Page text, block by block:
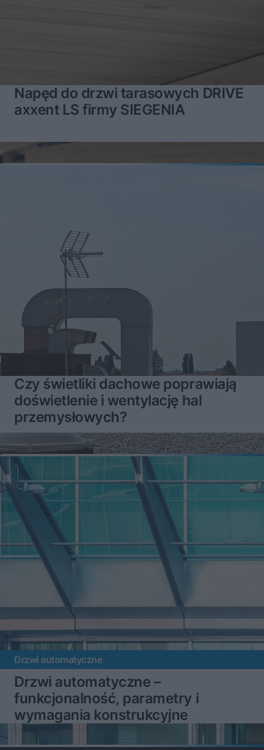
Napęd do drzwi tarasowych DRIVE
axxent LS firmy SIEGENIA
Czy świetliki dachowe poprawiają
doświetlenie i wentylację hal
przemysłowych?
Drzwi automatyczne
Drzwi automatyczne –
funkcjonalność, parametry i
wymagania konstrukcyjne